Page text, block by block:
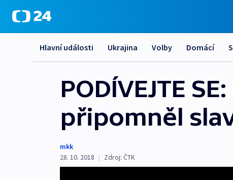
Hlavní události Ukrajina Volby Domácí
PODÍVEJTE
připomněl
mkk
28. 10. 2018 | Zdroj: ČTK